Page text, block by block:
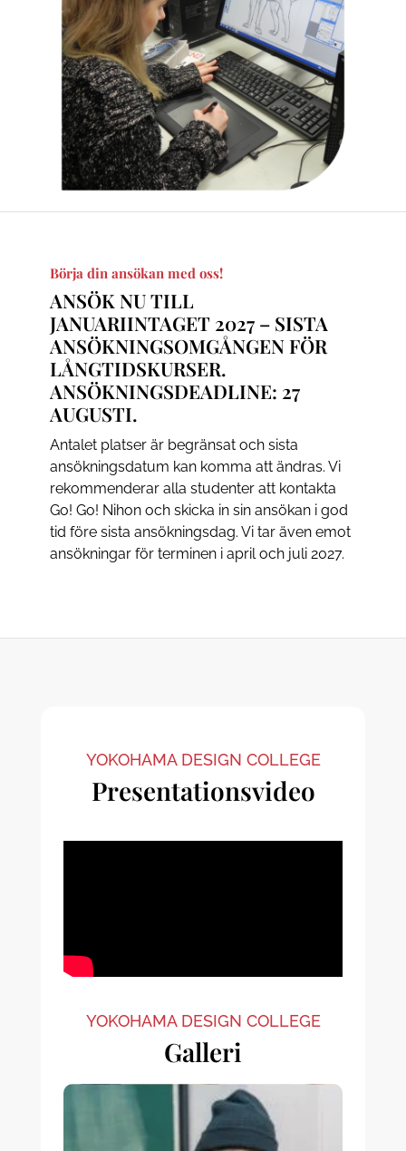
Börja din ansökan med oss!
ANSÖK NU TILL
JANUARIINTAGET 2027 – SISTA
ANSÖKNINGSOMGÅNGEN FÖR
LÅNGTIDSKURSER.
ANSÖKNINGSDEADLINE: 27
AUGUSTI.
Antalet platser är begränsat och sista
ansökningsdatum kan komma att ändras. Vi
rekommenderar alla studenter att kontakta
Go! Go! Nihon och skicka in sin ansökan i god
tid före sista ansökningsdag. Vi tar även emot
ansökningar för terminen i april och juli 2027.
YOKOHAMA DESIGN COLLEGE
Presentationsvideo
YOKOHAMA DESIGN COLLEGE
Galleri